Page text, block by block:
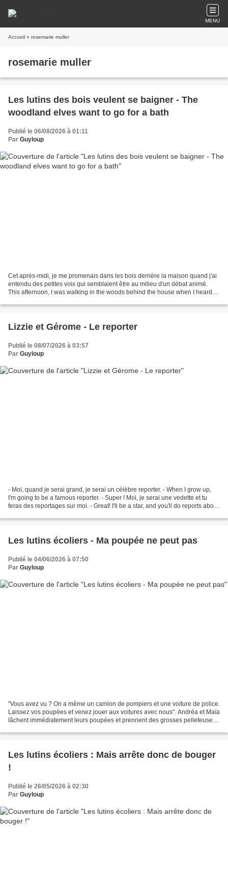
MENU
Accueil » rosemarie muller
rosemarie muller
Les lutins des bois veulent se baigner - The
woodland elves want to go for a bath
Publié le 06/08/2026 à 01:11
Par Guyloup
Cet après-midi, je me promenais dans les bois derrière la maison quand j'ai
entendu des petites voix qui semblaient être au milieu d'un débat animé.
This afternoon, I was walking in the woods behind the house when I heard
Lizzie et Gérome - Le reporter
Publié le 08/07/2026 à 03:57
Par Guyloup
- Moi, quand je serai grand, je serai un célèbre reporter. - When I grow up,
I'm going to be a famous reporter. - Super ! Moi, je serai une vedette et tu
feras des reportages sur moi. - Great! I'll be a star, and you'll do reports about
Les lutins écoliers - Ma poupée ne peut pas
Publié le 04/06/2026 à 07:50
Par Guyloup
"Vous avez vu ? On a même un camion de pompiers et une voiture de police.
Laissez vos poupées et venez jouer aux voitures avec nous". Andréa et Maïa
lâchent immédiatement leurs poupées et prennent des grosses pelleteuses.
Les lutins écoliers : Mais arrête donc de bouger
!
Publié le 26/05/2026 à 02:30
Par Guyloup